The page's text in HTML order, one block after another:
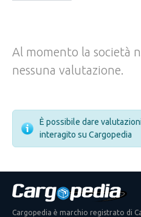
Al momento la società
nessuna valutazione.
È possibile dare
interagito su Cargopedia
Cargopedia è marchio registrato di